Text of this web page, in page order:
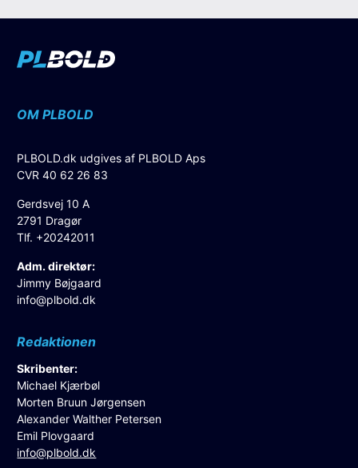
OM PLBOLD
PLBOLD.dk udgives af PLBOLD Aps
CVR 40 62 26 83
Gerdsvej 10 A
2791 Dragør
Tlf. +20242011
Adm. direktør:
Jimmy Bøjgaard
info@plbold.dk
Redaktionen
Skribenter:
Michael Kjærbøl
Morten Bruun Jørgensen
Alexander Walther Petersen
Emil Plovgaard
info@plbold.dk